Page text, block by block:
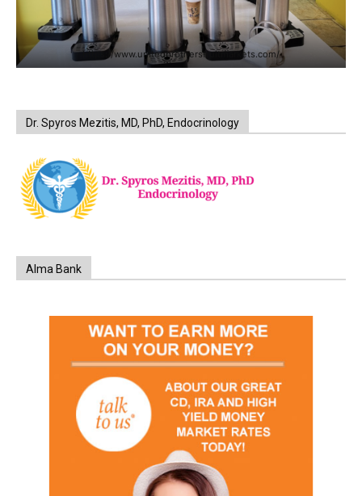
https://www.unitedbrothersfruitmarkets.com/
Dr. Spyros Mezitis, MD, PhD, Endocrinology
Alma Bank